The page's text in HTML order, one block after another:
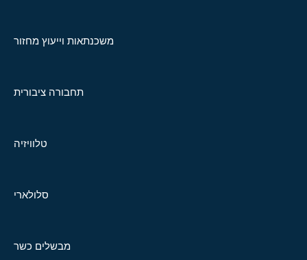
משכנתאות וייעוץ מחזור
תחבורה ציבורית
טלוויזיה
סלולארי
מבשלים כשר